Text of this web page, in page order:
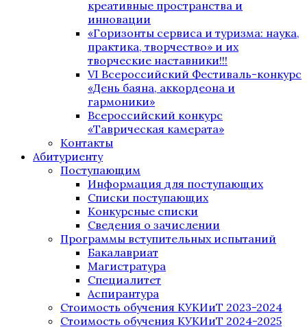
креативные пространства и
инновации
«Горизонты сервиса и туризма: наука,
практика, творчество» и их
творческие наставники!!!
VI Всероссийский Фестиваль-конкурс
«День баяна, аккордеона и
гармоники»
Всероссийский конкурс
«Таврическая камерата»
Контакты
Абитуриенту
Поступающим
Информация для поступающих
Списки поступающих
Конкурсные списки
Сведения о зачислении
Программы вступительных испытаний
Бакалавриат
Магистратура
Специалитет
Аспирантура
Стоимость обучения КУКИиТ 2023-2024
Стоимость обучения КУКИиТ 2024-2025